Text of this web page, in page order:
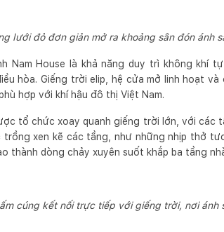
lưới đỏ đơn giản mở ra khoảng sân đón ánh
Nam House là khả năng duy trì không khí
hòa. Giếng trời elip, hệ cửa mở linh hoạt
hợp với khí hậu đô thị Việt Nam.
tổ chức xoay quanh giếng trời lớn, với các
trồng xen kẽ các tầng, như những nhịp thở
thành dòng chảy xuyên suốt khắp ba tầng
cúng kết nối trực tiếp với giếng trời, nơi